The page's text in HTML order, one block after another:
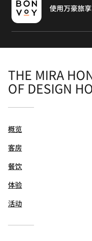
使用万豪旅
THE MIRA
OF DESIGN
概览
客房
餐饮
体验
活动